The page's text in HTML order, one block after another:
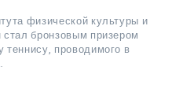
физической культуры и
бронзовым призером
теннису, проводимого в